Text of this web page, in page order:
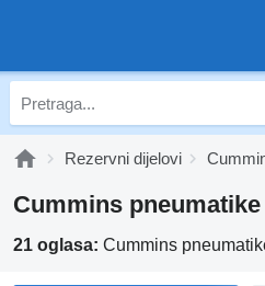
Rezervni dijelovi
Cummins pneumatikе
21 oglasa: Cummins